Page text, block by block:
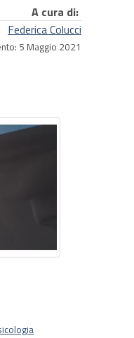
A cura di:
Federica Colucci
5 Maggio 2021